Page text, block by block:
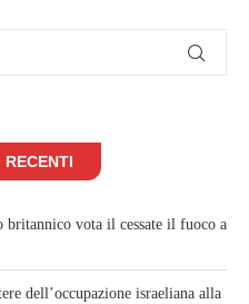
britannico vota il cessate il fuoco a
dell’occupazione israeliana alla